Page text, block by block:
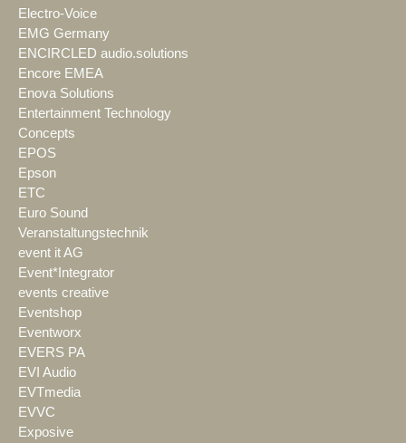
Electro-Voice
EMG Germany
ENCIRCLED audio.solutions
Encore EMEA
Enova Solutions
Entertainment Technology
Concepts
EPOS
Epson
ETC
Euro Sound
Veranstaltungstechnik
event it AG
Event*Integrator
events creative
Eventshop
Eventworx
EVERS PA
EVI Audio
EVTmedia
EVVC
Exposive